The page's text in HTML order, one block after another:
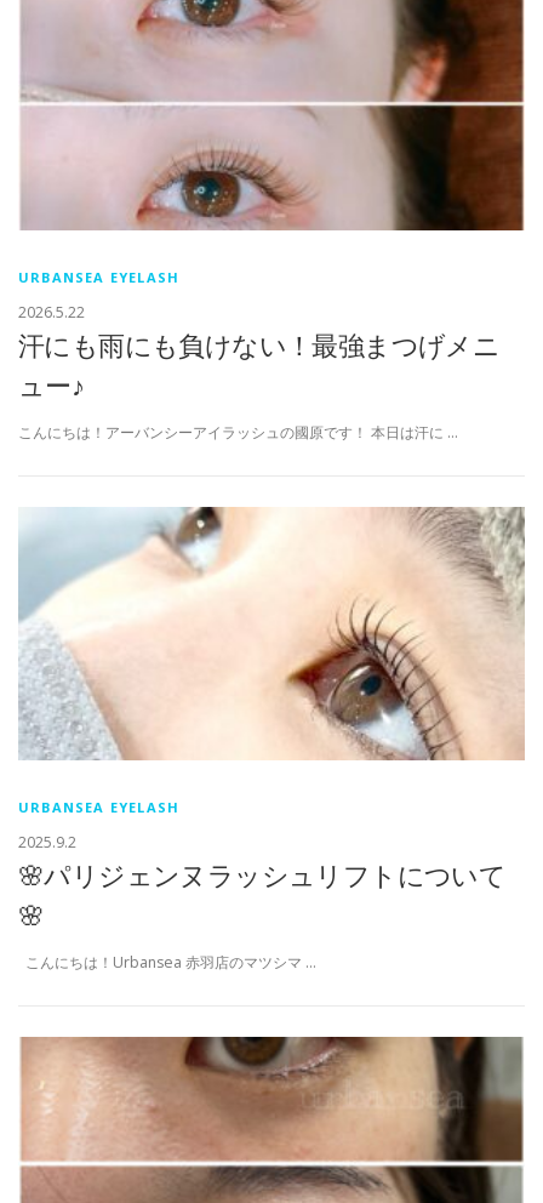
URBANSEA EYELASH
2026.5.22
汗にも雨にも負けない！最強まつげメニ
ュー♪
こんにちは！アーバンシーアイラッシュの國原です！ 本日は汗に …
URBANSEA EYELASH
2025.9.2
🌸パリジェンヌラッシュリフトについて
🌸
こんにちは！Urbansea 赤羽店のマツシマ …